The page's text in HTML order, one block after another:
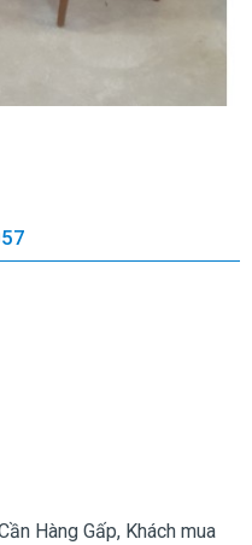
Hàng Gấp, Khách mua